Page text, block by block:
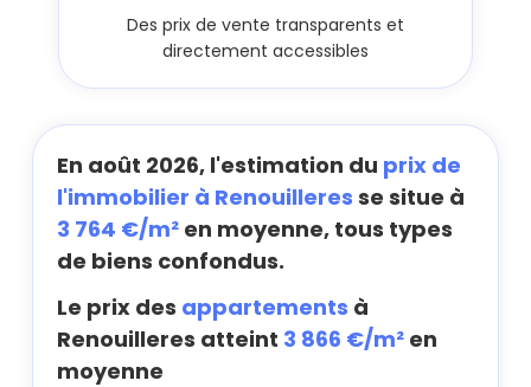
Des prix de vente transparents et
directement accessibles
En août 2026, l'estimation du prix de
l'immobilier à Renouilleres se situe à
3 764 €/m² en moyenne, tous types
de biens confondus.
Le prix des appartements à
Renouilleres atteint 3 866 €/m² en
moyenne